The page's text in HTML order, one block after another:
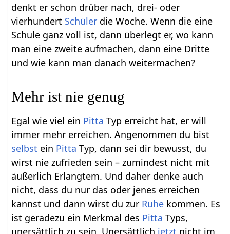
denkt er schon drüber nach, drei- oder
vierhundert Schüler die Woche. Wenn die eine
Schule ganz voll ist, dann überlegt er, wo kann
man eine zweite aufmachen, dann eine Dritte
und wie kann man danach weitermachen?
Mehr ist nie genug
Egal wie viel ein Pitta Typ erreicht hat, er will
immer mehr erreichen. Angenommen du bist
selbst ein Pitta Typ, dann sei dir bewusst, du
wirst nie zufrieden sein – zumindest nicht mit
äußerlich Erlangtem. Und daher denke auch
nicht, dass du nur das oder jenes erreichen
kannst und dann wirst du zur Ruhe kommen. Es
ist geradezu ein Merkmal des Pitta Typs,
unersättlich zu sein. Unersättlich jetzt nicht im